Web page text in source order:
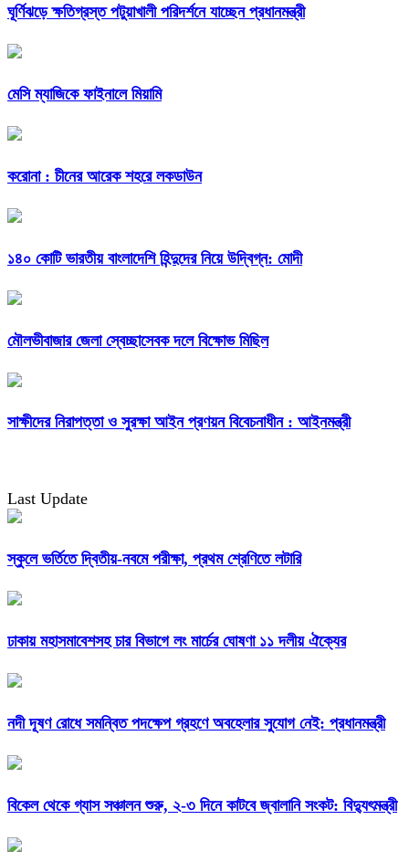
ঘূর্ণিঝড়ে ক্ষতিগ্রস্ত পটুয়াখালী পরিদর্শনে যাচ্ছেন প্রধানমন্ত্রী
মেসি ম্যাজিকে ফাইনালে মিয়ামি
করোনা : চীনের আরেক শহরে লকডাউন
১৪০ কোটি ভারতীয় বাংলাদেশি হিন্দুদের নিয়ে উদ্বিগ্ন: মোদী
মৌলভীবাজার জেলা স্বেচ্ছাসেবক দলে বিক্ষোভ মিছিল
সাক্ষীদের নিরাপত্তা ও সুরক্ষা আইন প্রণয়ন বিবেচনাধীন : আইনমন্ত্রী
Last Update
স্কুলে ভর্তিতে দ্বিতীয়-নবমে পরীক্ষা, প্রথম শ্রেণিতে লটারি
ঢাকায় মহাসমাবেশসহ চার বিভাগে লং মার্চের ঘোষণা ১১ দলীয় ঐক্যের
নদী দূষণ রোধে সমন্বিত পদক্ষেপ গ্রহণে অবহেলার সুযোগ নেই: প্রধানমন্ত্রী
বিকেল থেকে গ্যাস সঞ্চালন শুরু, ২-৩ দিনে কাটবে জ্বালানি সংকট: বিদ্যুৎমন্ত্রী